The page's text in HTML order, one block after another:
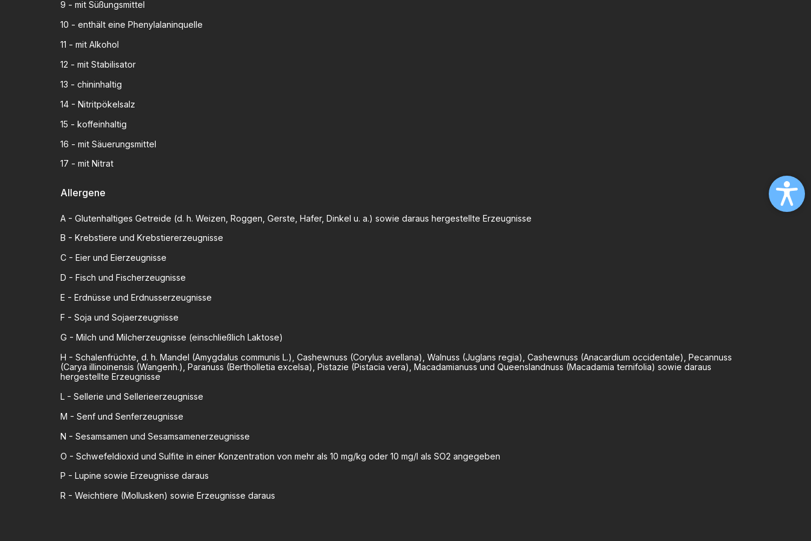
9 -mit Süßungsmittel
10 -enthält eine Phenylalaninquelle
11 -mit Alkohol
12 -mit Stabilisator
13 -chininhaltig
14 -Nitritpökelsalz
15 -koffeinhaltig
16 -mit Säuerungsmittel
17 -mit Nitrat
Allergene
A -Glutenhaltiges Getreide (d. h. Weizen, Roggen, Gerste, Hafer, Dinkel u. a.) sowie daraus hergestellte Erzeugnisse
B - Krebstiere und Krebstiererzeugnisse
C -Eier und Eierzeugnisse
D -Fisch und Fischerzeugnisse
E -Erdnüsse und Erdnusserzeugnisse
F -Soja und Sojaerzeugnisse
G -Milch und Milcherzeugnisse (einschließlich Laktose)
H -Schalenfrüchte, d. h. Mandel (Amygdalus communis L.), Cashewnuss (Corylus avellana), Walnuss (Juglans regia), Cashewnuss (Anacardium occidentale), Pecannuss
(Carya illinoinensis (Wangenh.), Paranuss (Bertholletia excelsa), Pistazie (Pistacia vera), Macadamianuss und Queenslandnuss (Macadamia ternifolia) sowie daraus
hergestellte Erzeugnisse
L -Sellerie und Sellerieerzeugnisse
M -Senf und Senferzeugnisse
N -Sesamsamen und Sesamsamenerzeugnisse
O -Schwefeldioxid und Sulfite in einer Konzentration von mehr als 10 mg/kg oder 10 mg/l als SO2 angegeben
P -Lupine sowie Erzeugnisse daraus
R -Weichtiere (Mollusken) sowie Erzeugnisse daraus